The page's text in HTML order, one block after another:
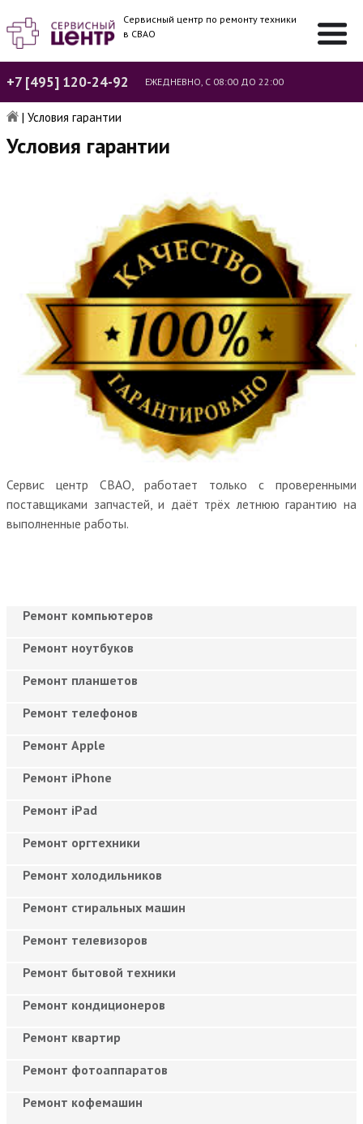
Сервисный центр по ремонту техники
в СВАО
+7 [495] 120-24-92 ЕЖЕДНЕВНО, С 08:00 ДО 22:00
| Условия гарантии
Условия гарантии
Сервис центр СВАО, работает только с проверенными
поставщиками запчастей, и даёт трёх летнюю гарантию на
выполненные работы.
Ремонт компьютеров
Ремонт ноутбуков
Ремонт планшетов
Ремонт телефонов
Ремонт Apple
Ремонт iPhone
Ремонт iPad
Ремонт оргтехники
Ремонт холодильников
Ремонт стиральных машин
Ремонт телевизоров
Ремонт бытовой техники
Ремонт кондиционеров
Ремонт квартир
Ремонт фотоаппаратов
Ремонт кофемашин